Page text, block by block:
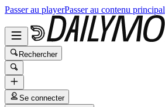
Passer au playerPasser au contenu principal
Rechercher
Se connecter